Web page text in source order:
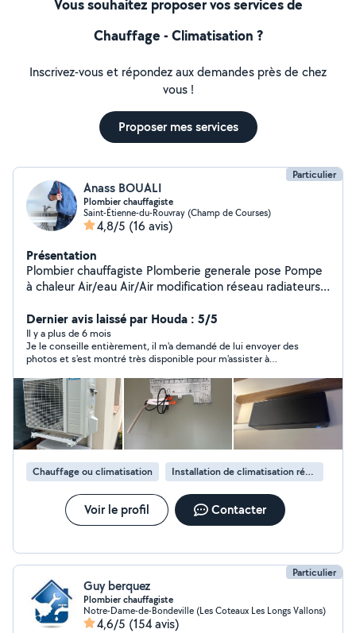
Vous souhaitez proposer vos services de
Chauffage - Climatisation ?
Inscrivez-vous et répondez aux demandes près de chez
vous !
Proposer mes services
Particulier
Anass BOUALI
Plombier chauffagiste
Saint-Étienne-du-Rouvray (Champ de Courses)
4,8/5 (16 avis)
Présentation
Plombier chauffagiste Plomberie generale pose Pompe
à chaleur Air/eau Air/Air modification réseau radiateurs
Dernier avis laissé par Houda : 5/5
Il y a plus de 6 mois
Je le conseille entièrement, il m'a demandé de lui envoyer des
photos et s'est montré très disponible pour m'assister à
Chauffage ou climatisation Installation de climatisation réversible
Voir le profil Contacter
Particulier
Guy berquez
Plombier chauffagiste
Notre-Dame-de-Bondeville (Les Coteaux Les Longs Vallons)
4,6/5 (154 avis)